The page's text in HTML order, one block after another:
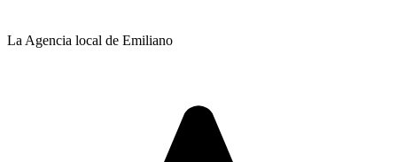
La Agencia local de Emiliano